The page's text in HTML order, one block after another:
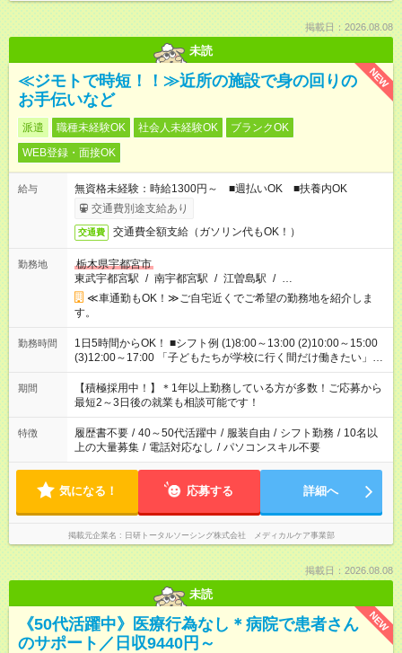
掲載日：2026.08.08
未読
NEW
≪ジモトで時短！！≫近所の施設で身の回りの
お手伝いなど
派遣 職種未経験OK 社会人未経験OK
ブランクOK
WEB登録・面接OK
給与
無資格未経験：時給1300円～ ■週払いOK ■扶養内OK
交通費別途支給あり
交通費 交通費全額支給（ガソリン代もOK！）
勤務地
栃木県宇都宮市
東武宇都宮駅 / 南宇都宮駅 / 江曽島駅 / …
≪車通勤もOK！≫ご自宅近くでご希望の勤務地を紹介しま
す。
勤務時間
1日5時間からOK！ ■シフト例 (1)8:00～13:00 (2)10:00～15:00
(3)12:00～17:00 「子どもたちが学校に行く間だけ働きたい」
「余裕を持って夕飯の準備がしたい」 「午前中は働いて、午後
はプライベートの時間にしたい」 など、ご希望を教えてくださ
いね。 ※Wワーク希望の方へ 今ご覧のお仕事で希望する勤務時
間と、もう1つのお仕事の勤務時間。 合計で週40時間を超える
場合は応募できません。
期間
【積極採用中！】＊1年以上勤務している方が多数！ご応募から
最短2～3日後の就業も相談可能です！
特徴 履歴書不要 / 40～50代活躍中 / 服装自由 / シフト勤務 / 10名以
上の大量募集 / 電話対応なし / パソコンスキル不要
気になる！ 応募する 詳細へ
掲載元企業名 日研トータルソーシング株式会社 メディカルケア事業部
掲載日：2026.08.08
未読
NEW
《50代活躍中》医療行為なし＊病院で患者さん
のサポート／日収9440円～